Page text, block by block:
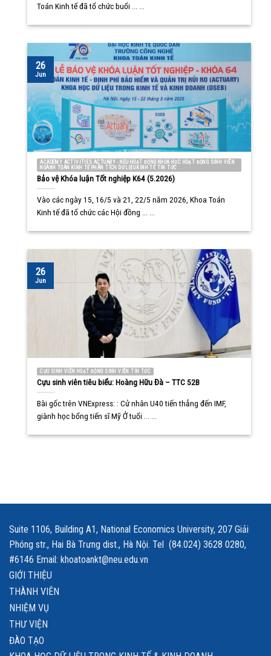
Toán Kinh tế đã tổ chức buổi ... ...
ACADEMY ACTIVITIES ACTUARY - NEU HOẠT ĐỘNG KHOA HỌC HOẠT ĐỘNG SINH VIÊN
NGÀNH TOÁN KINH TẾ PHÂN TÍCH DỮ LIỆU KINH TẾ TIN TỨC
Bảo vệ Khóa luận Tốt nghiệp K64 (5.2026)
Vào các ngày 15, 16/5 và 21, 22/5 năm 2026, Khoa Toán
Kinh tế đã tổ chức các Hội đồng ... ...
26
Jun
CỰU SINH VIÊN HOẠT ĐỘNG SINH VIÊN TIN TỨC
Cựu sinh viên tiêu biểu: Hoàng Hữu Đà – TTC 52B
Bài gốc trên VNExpress: : Cử nhân U40 tiến thẳng đến IMF,
giành học bổng tiến sĩ Mỹ Ở tuổi ... ...
26
Jun
Suite 1106, Building A1, National Economics University, 207 Giải
Phóng str., Hai Bà Trưng dist., Hà Nội. Tel (84.024) 3628 0280,
#6146 Email: khoatoankt@neu.edu.vn
GIỚI THIỆU
THÀNH VIÊN
NHIỆM VỤ
THƯ VIỆN
ĐÀO TẠO